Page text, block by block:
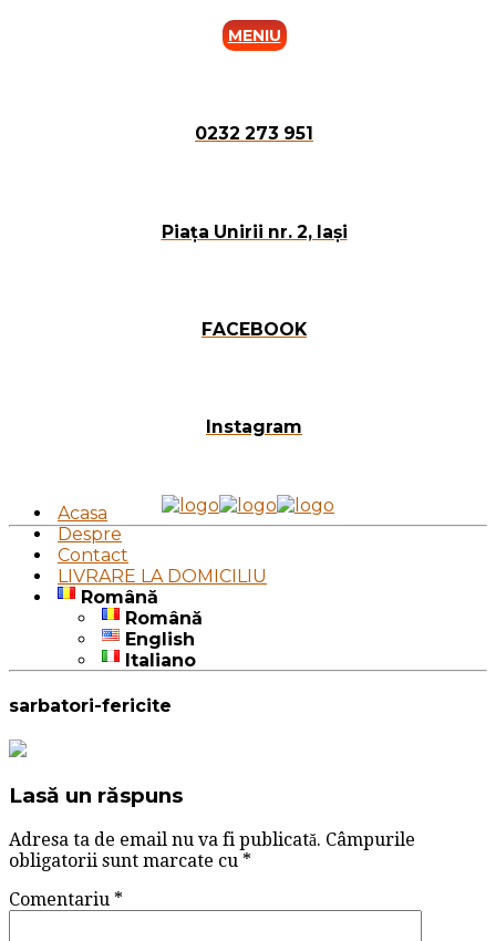
MENIU
0232 273 951
Piața Unirii nr. 2, Iași
FACEBOOK
Instagram
Acasa
Despre
Contact
LIVRARE LA DOMICILIU
Română
Română
English
Italiano
sarbatori-fericite
Lasă un răspuns
Adresa ta de email nu va fi publicată. Câmpurile
obligatorii sunt marcate cu *
Comentariu *